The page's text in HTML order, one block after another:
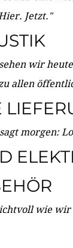
Jetzt."
wir
allen
morgen:
wie wir